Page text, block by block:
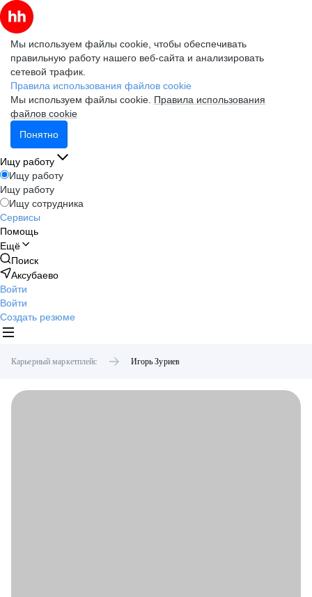
Мы используем файлы cookie, чтобы обеспечивать
правильную работу нашего веб-сайта и анализировать
сетевой трафик.
Правила использования файлов cookie
Мы используем файлы cookie. Правила использования
файлов cookie
Понятно
Ищу работу
Ищу работу
Ищу работу
Ищу сотрудника
Сервисы
Помощь
Ещё
Поиск
Аксубаево
Войти
Войти
Создать резюме
Карьерный маркетплейс Игорь Зуриев